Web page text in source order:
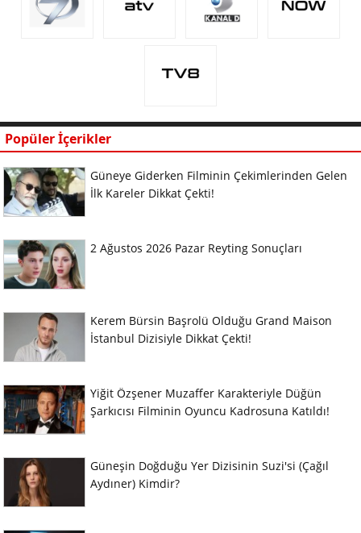
Popüler İçerikler
Güneye Giderken Filminin Çekimlerinden Gelen
İlk Kareler Dikkat Çekti!
2 Ağustos 2026 Pazar Reyting Sonuçları
Kerem Bürsin Başrolü Olduğu Grand Maison
İstanbul Dizisiyle Dikkat Çekti!
Yiğit Özşener Muzaffer Karakteriyle Düğün
Şarkıcısı Filminin Oyuncu Kadrosuna Katıldı!
Güneşin Doğduğu Yer Dizisinin Suzi'si (Çağıl
Aydıner) Kimdir?